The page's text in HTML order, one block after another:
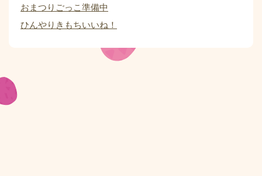
おまつりごっこ準備中
ひんやりきもちいいね！